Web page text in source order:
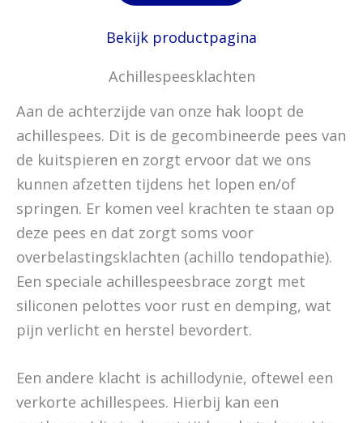
Bekijk productpagina
Achillespeesklachten
Aan de achterzijde van onze hak loopt de
achillespees. Dit is de gecombineerde pees van
de kuitspieren en zorgt ervoor dat we ons
kunnen afzetten tijdens het lopen en/of
springen. Er komen veel krachten te staan op
deze pees en dat zorgt soms voor
overbelastingsklachten (achillo tendopathie).
Een speciale achillespeesbrace zorgt met
siliconen pelottes voor rust en demping, wat
pijn verlicht en herstel bevordert.
Een andere klacht is achillodynie, oftewel een
verkorte achillespees. Hierbij kan een